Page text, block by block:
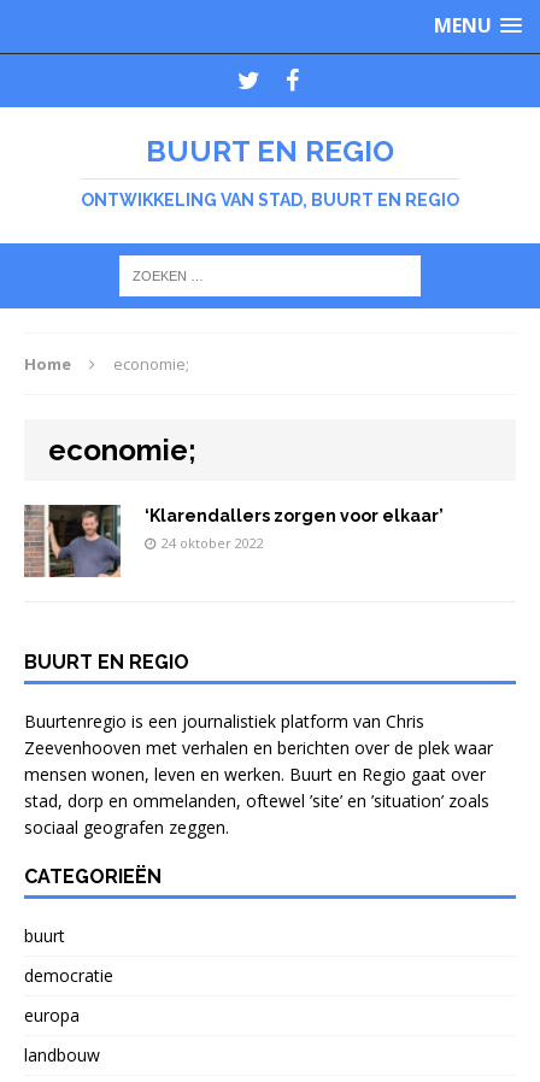
MENU
BUURT EN REGIO
ONTWIKKELING VAN STAD, BUURT EN REGIO
Home economie;
economie;
‘Klarendallers zorgen voor elkaar’
24 oktober 2022
BUURT EN REGIO
Buurtenregio is een journalistiek platform van Chris
Zeevenhooven met verhalen en berichten over de plek waar
mensen wonen, leven en werken. Buurt en Regio gaat over
stad, dorp en ommelanden, oftewel ’site’ en ’situation’ zoals
sociaal geografen zeggen.
CATEGORIEËN
buurt
democratie
europa
landbouw